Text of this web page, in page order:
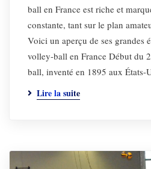
ball en France est riche et
constante, tant sur le plan
Voici un aperçu de ses grandes
volley-ball en France Début du
ball, inventé en 1895 aux
Lire la suite